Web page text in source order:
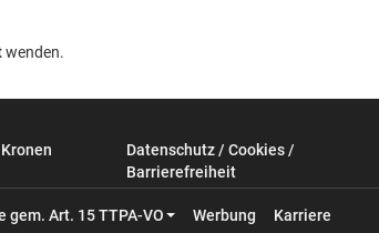
wenden.
Datenschutz / Cookies /
Barrierefreiheit
Art. 15 TTPA-VO Werbung Karriere